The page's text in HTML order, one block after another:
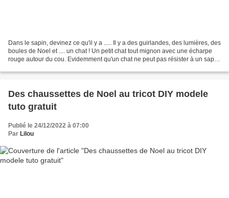
Dans le sapin, devinez ce qu'il y a ..... Il y a des guirlandes, des lumières, des
boules de Noel et .... un chat ! Un petit chat tout mignon avec une écharpe
rouge autour du cou. Evidemment qu'un chat ne peut pas résister à un sapin,
Des chaussettes de Noel au tricot DIY modele
tuto gratuit
Publié le 24/12/2022 à 07:00
Par Lilou